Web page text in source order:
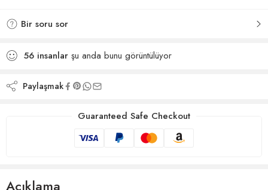
Bir soru sor
56 insanlar şu anda bunu görüntülüyor
Paylaşmak
Guaranteed Safe Checkout
Açıklama